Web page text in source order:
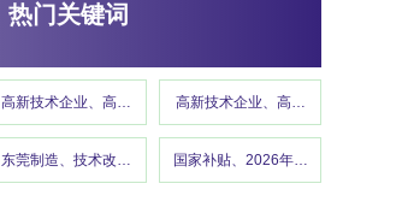
热门关键词
高新技术企业、高企认定、高企申报高新技术企业、高企认定、高企申
东莞制造、技术改造、东莞工信、政策红利 、企业补贴、东莞
国家补贴、2026年国补政策、设备